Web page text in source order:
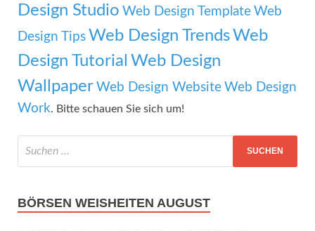
Design Studio Web Design Template Web
Design Tips Web Design TrendsWeb
Design Tutorial Web Design
Wallpaper Web Design Website Web Design
Work. Bitte schauen Sie sich um!
BÖRSEN WEISHEITEN AUGUST